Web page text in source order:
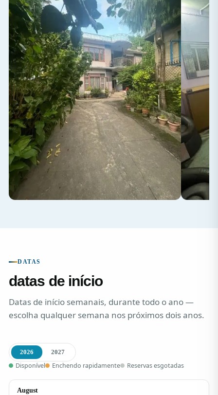
DATAS
datas de início
Datas de início semanais, durante todo o ano —
escolha qualquer semana nos próximos dois anos.
2026 2027
Disponível Enchendo rapidamente Reservas esgotadas
August